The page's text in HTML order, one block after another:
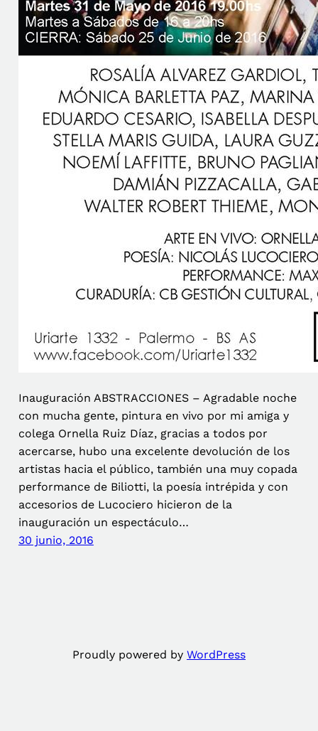
Inauguración ABSTRACCIONES – Agradable noche
con mucha gente, pintura en vivo por mi amiga y
colega Ornella Ruiz Díaz, gracias a todos por
acercarse, hubo una excelente devolución de los
artistas hacia el público, también una muy copada
performance de Biliotti, la poesía intrépida y con
accesorios de Lucociero hicieron de la
inauguración un espectáculo…
30 junio, 2016
Proudly powered by WordPress